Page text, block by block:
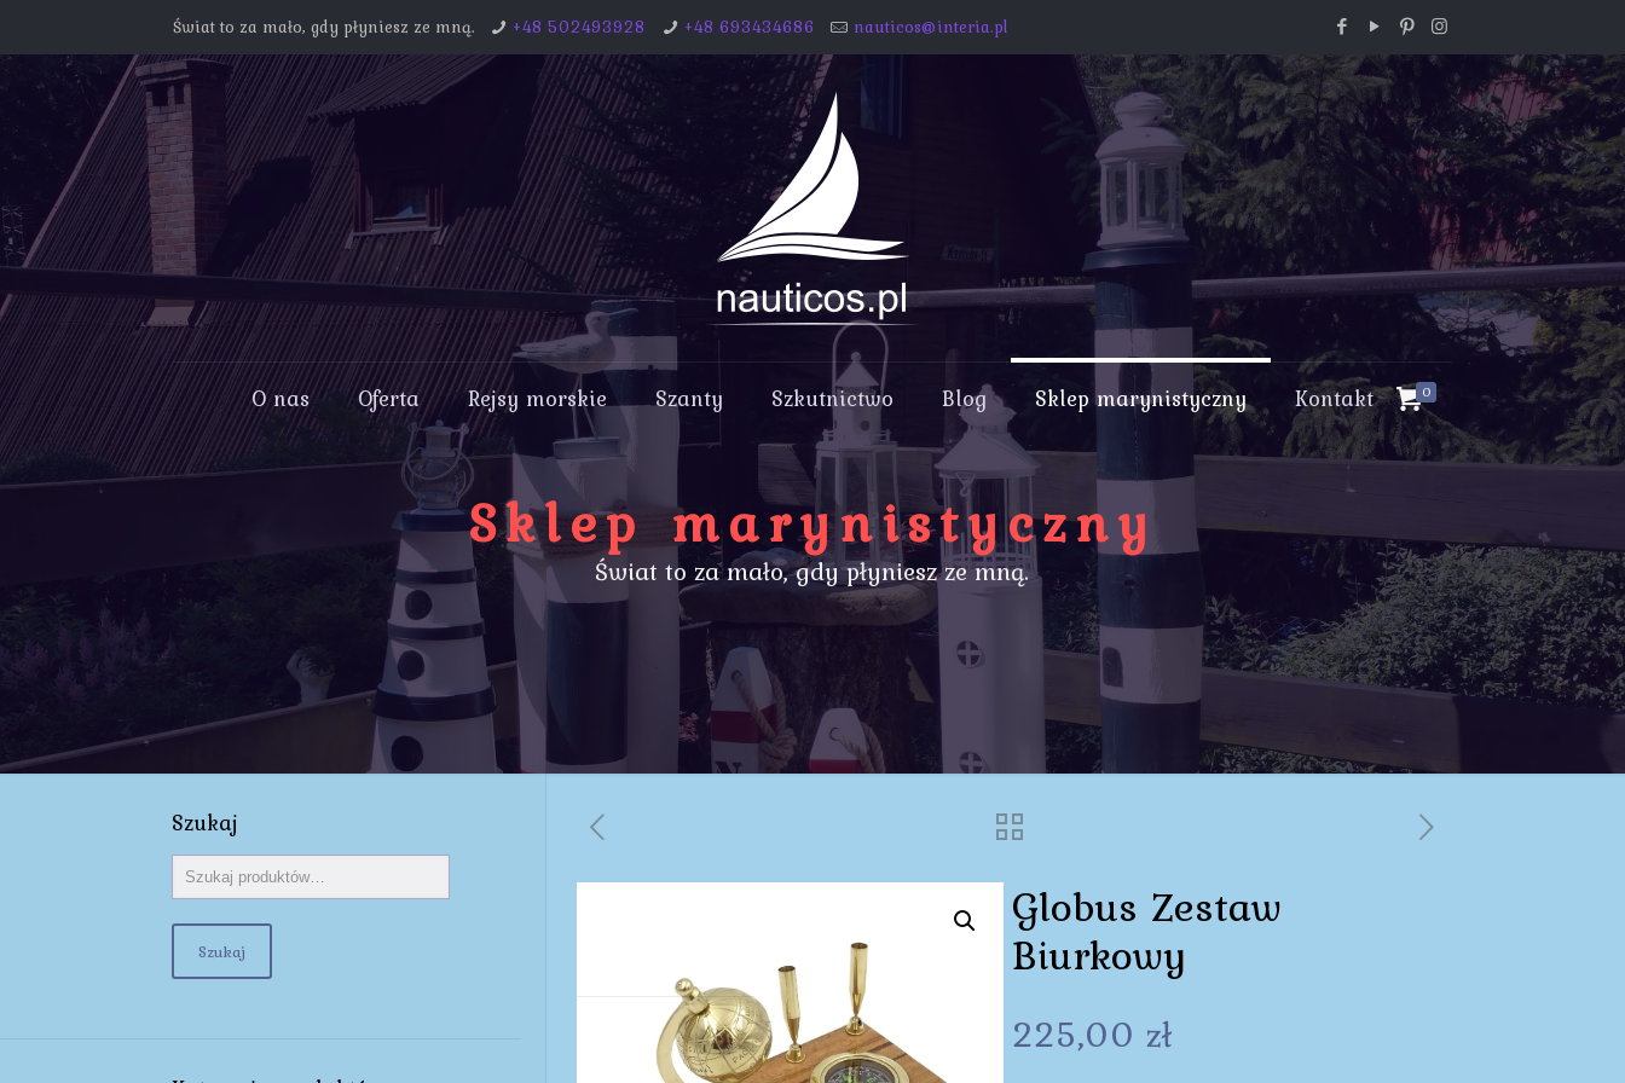
Świat to za mało, gdy płyniesz ze mną. +48 502493928 +48 693434686 nauticos@interia.pl
O nas Oferta Rejsy morskie Szanty Szkutnictwo Blog Sklep marynistyczny Kontakt 0
Sklep marynistyczny
Świat to za mało, gdy płyniesz ze mną.
Globus Zestaw
Biurkowy
225,00 zł
Szukaj
Szukaj